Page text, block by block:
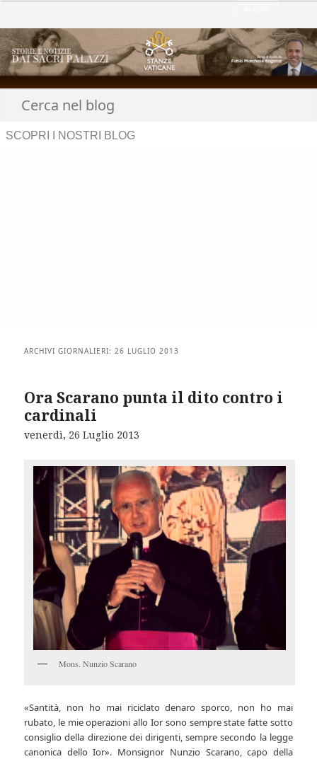
ARCHIVI GIORNALIERI: 26 LUGLIO 2013
Ora Scarano punta il dito contro i
cardinali
venerdì, 26 Luglio 2013
Mons. Nunzio Scarano
«Santità, non ho mai riciclato denaro sporco, non ho mai
rubato, le mie operazioni allo Ior sono sempre state fatte sotto
consiglio della direzione dei dirigenti, sempre secondo la legge
canonica dello Ior». Monsignor Nunzio Scarano, capo della